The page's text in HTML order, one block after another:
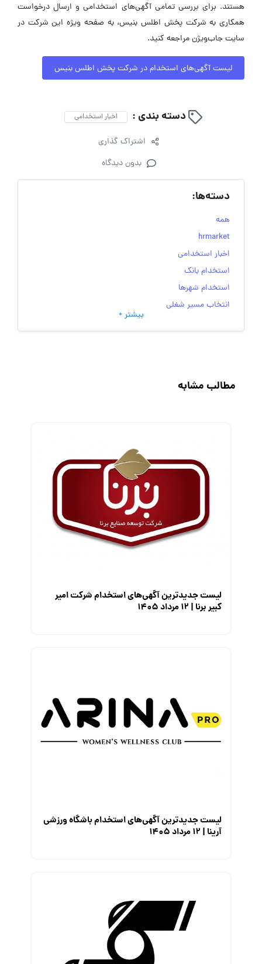
هستند. برای بررسی تمامی آگهی‌های استخدامی و ارسال درخواست
همکاری به شرکت پخش اطلس بنیس، به صفحه ویژه این شرکت در
سایت جاب‌ویژن مراجعه کنید.
لیست آگهی‌های استخدام در شرکت پخش اطلس بنیس
دسته بندی : اخبار استخدامی
اشتراک گذاری
بدون دیدگاه
دسته‌ها:
همه
hrmarket
اخبار استخدامی
استخدام بانک
استخدام شهرها
انتخاب مسیر شغلی
به‌روزرسانی‌های سایت (کارجویی)
رزومه
گزارش‌های آماری
معرفی متخصصان منابع انسانی
بیشتر +
مطالب مشابه
لیست جدیدترین آگهی‌های استخدام شرکت امیر
کبیر برنا | ۱۲ مرداد ۱۴۰۵
لیست جدیدترین آگهی‌های استخدام باشگاه ورزشی
آرینا | ۱۲ مرداد ۱۴۰۵